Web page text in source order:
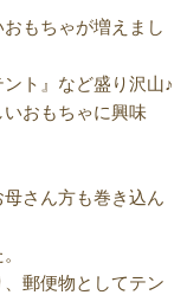
もちゃが増えまし
ト』など盛り沢山♪
おもちゃに興味
さん方も巻き込ん
郵便物としてテン